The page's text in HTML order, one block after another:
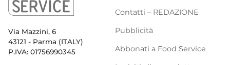
Via Mazzini, 6
43121 - Parma (ITALY)
P.IVA: 01756990345
Contatti – REDAZIONE
Pubblicità
Abbonati a Food Service